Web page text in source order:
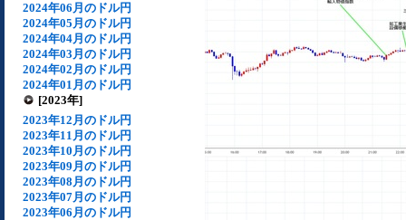
2024年06月のドル円
2024年05月のドル円
2024年04月のドル円
2024年03月のドル円
2024年02月のドル円
2024年01月のドル円
[2023年]
2023年12月のドル円
2023年11月のドル円
2023年10月のドル円
2023年09月のドル円
2023年08月のドル円
2023年07月のドル円
2023年06月のドル円